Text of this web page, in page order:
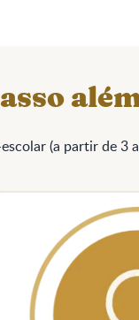
(a partir de